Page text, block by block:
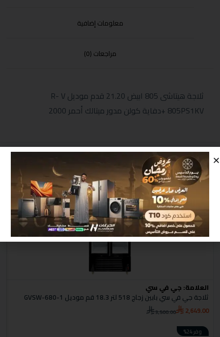
معلومات إضافية
مراجعات (0)
ثلاجة هيتاشى 805 ابيض 21.20 قدم موديل R- V
805PS1KV +دفاية كولن مدور ميتالك أحمر 2000
منتجات مشابهة
العلامة:جي في سي
ثلاجة جي في سي بابين زجاج 518 لتر 18.3 قم موديل GVSW-680-1
3,500.00 2,649.00
وفر 24%